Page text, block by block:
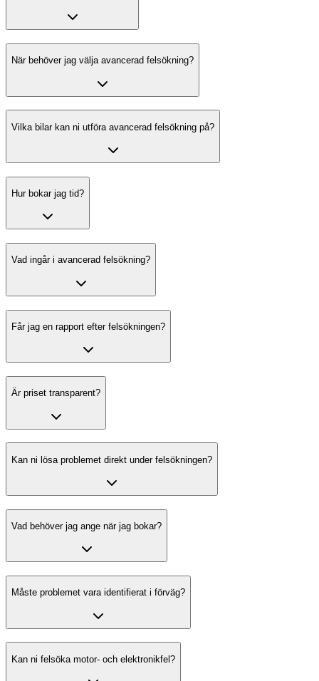
När behöver jag välja avancerad felsökning?
Vilka bilar kan ni utföra avancerad felsökning på?
Hur bokar jag tid?
Vad ingår i avancerad felsökning?
Får jag en rapport efter felsökningen?
Är priset transparent?
Kan ni lösa problemet direkt under felsökningen?
Vad behöver jag ange när jag bokar?
Måste problemet vara identifierat i förväg?
Kan ni felsöka motor- och elektronikfel?